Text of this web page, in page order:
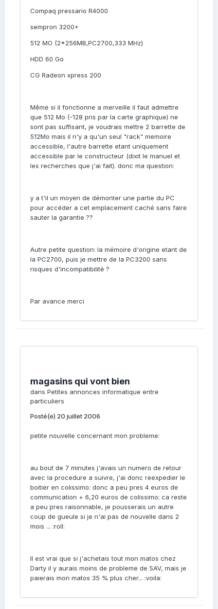
Compaq pressario R4000
sempron 3200+
512 MO (2*256MB,PC2700,333 MHz)
HDD 60 Go
CG Radeon xpress 200
Même si il fonctionne a merveille il faut admettre
que 512 Mo (-128 pris par la carte graphique) ne
sont pas suffisant, je voudrais mettre 2 barrette de
512Mo mais il n'y a qu'un seul "rack" memoire
accessible, l'autre barrette etant uniquement
accessible par le constructeur (dixit le manuel et
les recherches que j'ai fait). donc ma question:
y a t'il un moyen de démonter une partie du PC
pour accéder a cet emplacement caché sans faire
sauter la garantie ??
Autre petite question: la mémoire d'origine etant de
la PC2700, puis je mettre de la PC3200 sans
risques d'incompatibilité ?
Par avance merci
magasins qui vont bien
dans Petites annonces informatique entre
particuliers
Posté(e) 20 juillet 2006
petite nouvelle concernant mon probleme:
au bout de 7 minutes j'avais un numero de retour
avec la procedure a suivre, j'ai donc reexpedier le
boitier en colissimo: donc a peu pres 4 euros de
communication + 6,20 euros de colissimo; ca reste
a peu pres raisonnable, je pousserais un autre
coup de gueule si je n'ai pas de nouvelle dans 2
mois ... :roll:
Il est vrai que si j'achetais tout mon matos chez
Darty il y aurais moins de probleme de SAV, mais je
paierais mon matos 35 % plus cher... :voila: